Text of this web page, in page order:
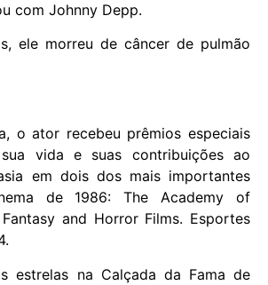
com Johnny Depp.
ele morreu de câncer de pulmão
o ator recebeu prêmios especiais
sua vida e suas contribuições ao
em dois dos mais importantes
de 1986: The Academy of
and Horror Films. Esportes
estrelas na Calçada da Fama de